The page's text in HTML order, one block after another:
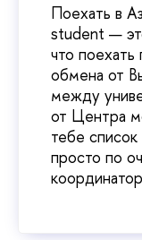
Поехать в
student —
что
обмена от
между
от Центра
тебе
просто по